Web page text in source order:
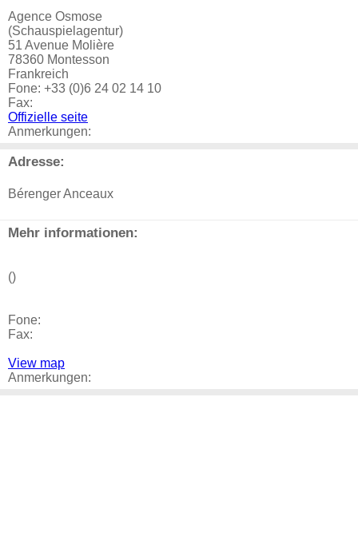
Agence Osmose
(Schauspielagentur)
51 Avenue Molière
78360 Montesson
Frankreich
Fone: +33 (0)6 24 02 14 10
Fax:
Offizielle seite
Anmerkungen:
Adresse:
Bérenger Anceaux
Mehr informationen:
()
Fone:
Fax:
View map
Anmerkungen: